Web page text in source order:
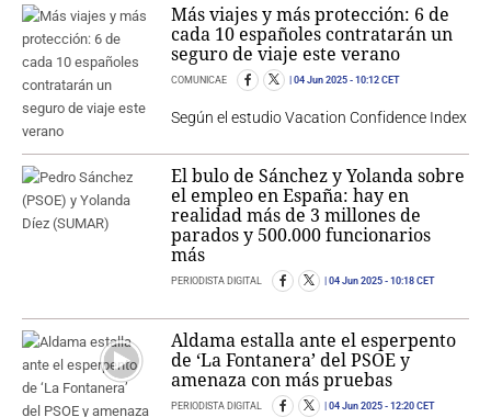
Más viajes y más protección: 6 de
cada 10 españoles contratarán un
seguro de viaje este verano
COMUNICAE 04 Jun 2025 - 10:12 CET
Según el estudio Vacation Confidence Index
El bulo de Sánchez y Yolanda sobre
el empleo en España: hay en
realidad más de 3 millones de
parados y 500.000 funcionarios
más
PERIODISTA DIGITAL 04 Jun 2025 - 10:18 CET
Aldama estalla ante el esperpento
de ‘La Fontanera’ del PSOE y
amenaza con más pruebas
PERIODISTA DIGITAL 04 Jun 2025 - 12:20 CET